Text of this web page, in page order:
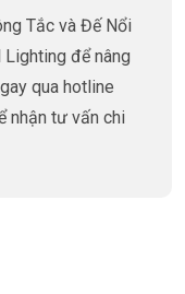
Tắc và Đế Nổi
để nâng
qua hotline
nhận tư vấn chi